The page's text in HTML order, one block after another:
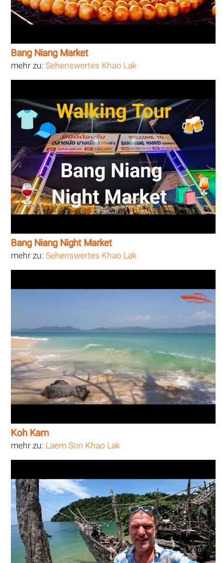
Bang Niang Market
mehr zu:Sehenswertes Khao Lak
Bang Niang Night Market
mehr zu:Sehenswertes Khao Lak
Koh Kam
mehr zu: Laem Son Khao Lak